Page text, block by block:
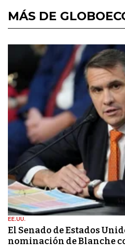
MÁS DE
EE.UU.
El Senado de Estados
nominación de Blanche